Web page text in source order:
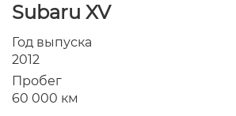
Subaru XV
Год выпуска
2012
Пробег
60 000 км